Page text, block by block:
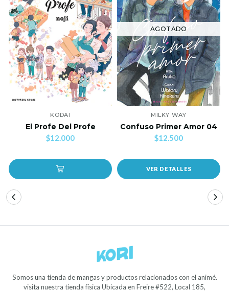
KODAI
El Profe Del Profe
$12.000
AGOTADO
MILKY WAY
Confuso Primer Amor 04
$12.500
VER DETALLES
Somos una tienda de mangas y productos relacionados con el animé.
visita nuestra tienda física Ubicada en Freire #522, Local 185,